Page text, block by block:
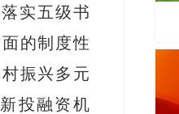
实五级书
的制度性
振兴多元
投融资机